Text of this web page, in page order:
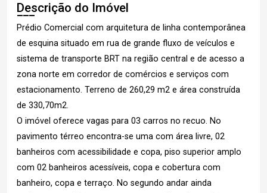
Descrição do Imóvel
Prédio Comercial com arquitetura de linha contemporânea
de esquina situado em rua de grande fluxo de veículos e
sistema de transporte BRT na região central e de acesso a
zona norte em corredor de comércios e serviços com
estacionamento. Terreno de 260,29 m2 e área construída
de 330,70m2.
O imóvel oferece vagas para 03 carros no recuo. No
pavimento térreo encontra-se uma com área livre, 02
banheiros com acessibilidade e copa, piso superior amplo
com 02 banheiros acessíveis, copa e cobertura com
banheiro, copa e terraço. No segundo andar ainda